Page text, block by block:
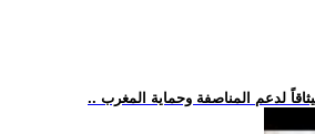
لدعم المناصفة وحماية المغرب